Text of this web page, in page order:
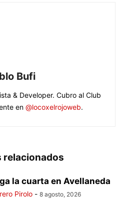
Bufi
& Developer. Cubro al Club
en @locoxelrojoweb.
la cuarta en Avellaneda
Pirolo - 8 agosto, 2026